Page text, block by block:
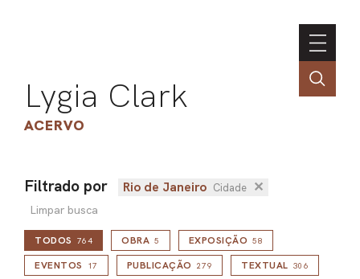
Lygia Clark
ACERVO
Filtrado por Rio de Janeiro Cidade ✕
Limpar busca
TODOS 764
Refinar busca
OBRA 5 EXPOSIÇÃO 58
EVENTOS 17 PUBLICAÇÃO 279 TEXTUAL 306